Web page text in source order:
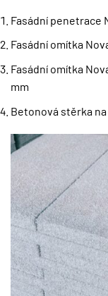
Fasádní penetrace
Fasádní omítka
Fasádní omítka
mm
Betonová stěrka